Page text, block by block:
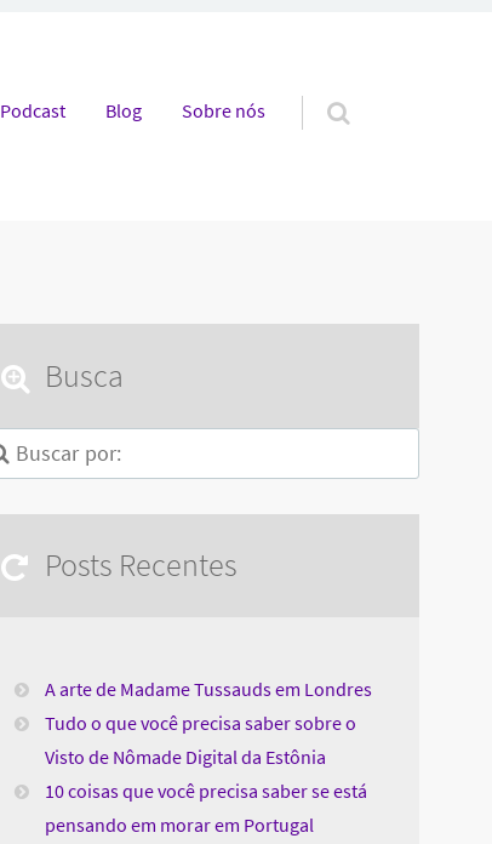
Podcast Blog Sobre nós
Busca
Posts Recentes
A arte de Madame Tussauds em Londres
Tudo o que você precisa saber sobre o
Visto de Nômade Digital da Estônia
10 coisas que você precisa saber se está
pensando em morar em Portugal